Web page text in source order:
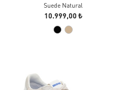
Suede Natural
10.999,00 ₺